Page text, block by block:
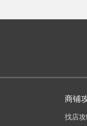
商铺
找店